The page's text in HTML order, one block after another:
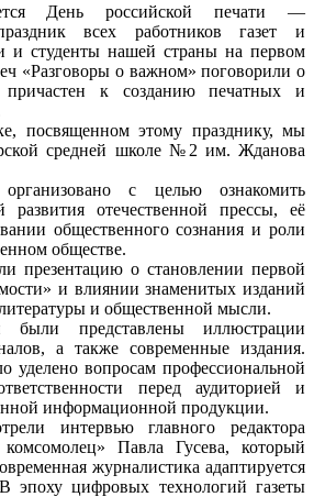
День российской печати —
всех работников газет и
и студенты нашей страны на первом
«Разговоры о важном» поговорили о
к созданию печатных и
посвященном этому празднику, мы
средней школе №2 им. Жданова
с целью ознакомить
развития отечественной прессы, её
общественного сознания и роли
обществе.
презентацию о становлении первой
и влиянии знаменитых изданий
и общественной мысли.
были представлены иллюстрации
а также современные издания.
уделено вопросам профессиональной
перед аудиторией и
информационной продукции.
интервью главного редактора
Павла Гусева, который
журналистика адаптируется
эпоху цифровых технологий газеты